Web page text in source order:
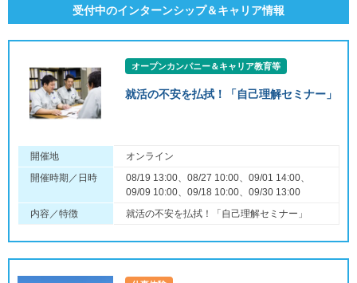
受付中のインターンシップ＆キャリア情報
オープンカンパニー＆キャリア教育等
就活の不安を払拭！「自己理解セミナー」
開催地
オンライン
開催時期／日時
08/19 13:00、08/27 10:00、09/01 14:00、
09/09 10:00、09/18 10:00、09/30 13:00
内容／特徴
就活の不安を払拭！「自己理解セミナー」